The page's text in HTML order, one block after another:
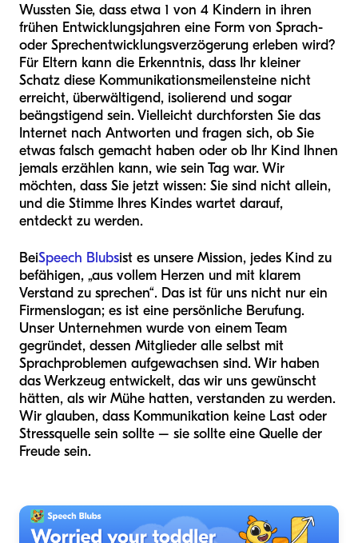
Wussten Sie, dass etwa 1 von 4 Kindern in ihren
frühen Entwicklungsjahren eine Form von Sprach-
oder Sprechentwicklungsverzögerung erleben wird?
Für Eltern kann die Erkenntnis, dass Ihr kleiner
Schatz diese Kommunikationsmeilensteine nicht
erreicht, überwältigend, isolierend und sogar
beängstigend sein. Vielleicht durchforsten Sie das
Internet nach Antworten und fragen sich, ob Sie
etwas falsch gemacht haben oder ob Ihr Kind Ihnen
jemals erzählen kann, wie sein Tag war. Wir
möchten, dass Sie jetzt wissen: Sie sind nicht allein,
und die Stimme Ihres Kindes wartet darauf,
entdeckt zu werden.
BeiSpeech Blubsist es unsere Mission, jedes Kind zu
befähigen, „aus vollem Herzen und mit klarem
Verstand zu sprechen“. Das ist für uns nicht nur ein
Firmenslogan; es ist eine persönliche Berufung.
Unser Unternehmen wurde von einem Team
gegründet, dessen Mitglieder alle selbst mit
Sprachproblemen aufgewachsen sind. Wir haben
das Werkzeug entwickelt, das wir uns gewünscht
hätten, als wir Mühe hatten, verstanden zu werden.
Wir glauben, dass Kommunikation keine Last oder
Stressquelle sein sollte – sie sollte eine Quelle der
Freude sein.